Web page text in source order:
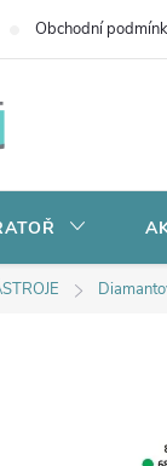
Obchodní